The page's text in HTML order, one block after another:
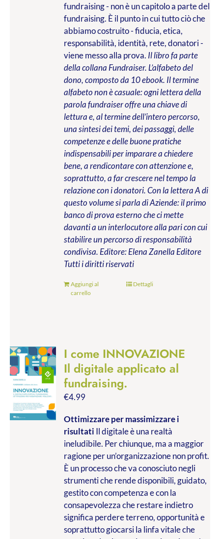
fundraising - non è un capitolo a parte del
fundraising. È il punto in cui tutto ciò che
abbiamo costruito - fiducia, etica,
responsabilità, identità, rete, donatori -
viene messo alla prova. Il libro fa parte
della collana Fundraiser. L’alfabeto del
dono, composto da 10 ebook. Il termine
alfabeto non è casuale: ogni lettera della
parola fundraiser offre una chiave di
lettura e, al termine dell’intero percorso,
una sintesi dei temi, dei passaggi, delle
competenze e delle buone pratiche
indispensabili per imparare a chiedere
bene, a rendicontare con attenzione e,
soprattutto, a far crescere nel tempo la
relazione con i donatori. Con la lettera A di
questo volume si parla di Aziende: il primo
banco di prova esterno che ci mette
davanti a un interlocutore alla pari con cui
stabilire un percorso di responsabilità
condivisa. Editore: Elena Zanella Editore
Tutti i diritti riservati
Aggiungi al
carrello
Dettagli
I come INNOVAZIONE
Il digitale applicato al
fundraising.
€4.99
Ottimizzare per massimizzare i
risultati Il digitale è una realtà
ineludibile. Per chiunque, ma a maggior
ragione per un’organizzazione non profit.
È un processo che va conosciuto negli
strumenti che rende disponibili, guidato,
gestito con competenza e con la
consapevolezza che restare indietro
significa perdere terreno, opportunità e
soprattutto giocarsi la linfa vitale che